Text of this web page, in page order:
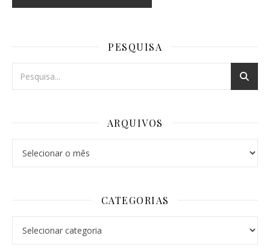
PESQUISA
ARQUIVOS
CATEGORIAS